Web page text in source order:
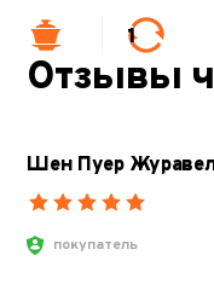
1
Отзывы
Шен Пуер
покупатель